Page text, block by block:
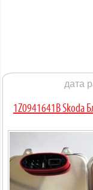
дата
1Z0941641B Skoda